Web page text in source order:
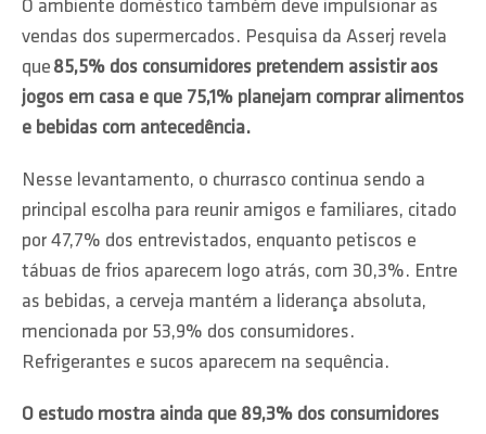
O ambiente doméstico também deve impulsionar as
vendas dos supermercados. Pesquisa da Asserj revela
que 85,5% dos consumidores pretendem assistir aos
jogos em casa e que 75,1% planejam comprar alimentos
e bebidas com antecedência.
Nesse levantamento, o churrasco continua sendo a
principal escolha para reunir amigos e familiares, citado
por 47,7% dos entrevistados, enquanto petiscos e
tábuas de frios aparecem logo atrás, com 30,3%. Entre
as bebidas, a cerveja mantém a liderança absoluta,
mencionada por 53,9% dos consumidores.
Refrigerantes e sucos aparecem na sequência.
O estudo mostra ainda que 89,3% dos consumidores